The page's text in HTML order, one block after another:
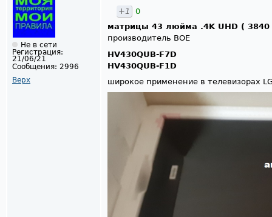
Не в сети
Регистрация:
21/06/21
Сообщения: 2996
Верх
+1
0
матрицы 43 люйма .4K UHD ( 3840
производитель BOE
HV430QUB-F7D
HV430QUB-F1D
широкое применение в телевизорах